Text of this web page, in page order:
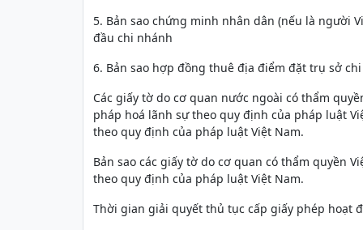
5. Bản sao chứng minh nhân dân (nếu là người
đầu chi nhánh
6. Bản sao hợp đồng thuê địa điểm đặt trụ sở
Các giấy tờ do cơ quan nước ngoài có thẩm
pháp hoá lãnh sự theo quy định của pháp luật
theo quy định của pháp luật Việt Nam.
Bản sao các giấy tờ do cơ quan có thẩm quyền
theo quy định của pháp luật Việt Nam.
Thời gian giải quyết thủ tục cấp giấy phép hoạt